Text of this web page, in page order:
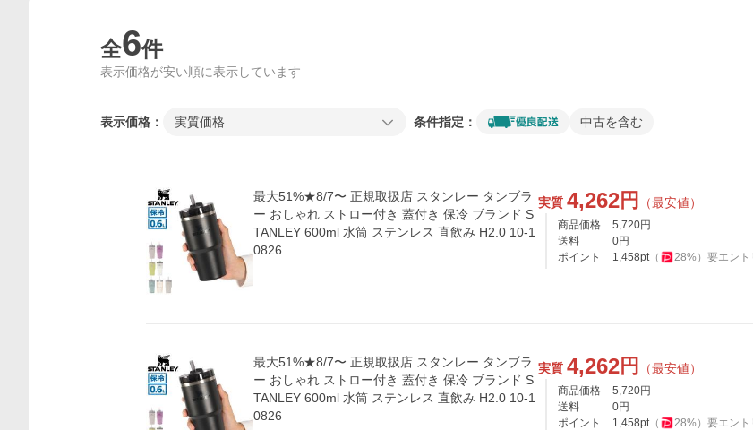
全6件
表示価格が安い順に表示しています
表示価格： 実質価格 条件指定： 中古を含む
最大51%★8/7〜 正規取扱店 スタンレー タンブラ
ー おしゃれ ストロー付き 蓋付き 保冷 ブランド S
TANLEY 600ml 水筒 ステンレス 直飲み H2.0 10-1
0826
実質 4,262円 （最安値）
商品価格 5,720円
送料
0円
ポイント
1,458pt（ 28%） 要エント
最大51%★8/7〜 正規取扱店 スタンレー タンブラ
ー おしゃれ ストロー付き 蓋付き 保冷 ブランド S
TANLEY 600ml 水筒 ステンレス 直飲み H2.0 10-1
0826
実質 4,262円 （最安値）
商品価格 5,720円
送料
0円
ポイント
1,458pt（ 28%） 要エント